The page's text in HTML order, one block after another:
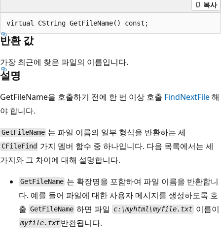
복사
반환 값
가장 최근에 찾은 파일의 이름입니다.
설명
GetFileName을 호출하기 전에 한 번 이상 호출 FindNextFile해
야 합니다.
GetFileName 는 파일 이름의 일부 형식을 반환하는 세
CFileFind 가지 멤버 함수 중 하나입니다. 다음 목록에서는 세
가지와 그 차이에 대해 설명합니다.
GetFileName 는 확장명을 포함하여 파일 이름을 반환합니
다. 예를 들어 파일에 대한 사용자 메시지를 생성하도록 호
출 GetFileName 하면 파일 c:\myhtml\myfile.txt 이름이
myfile.txt 반환됩니다.